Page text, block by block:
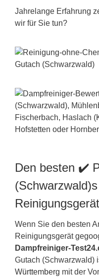
Jahrelange Erfahrung
wir für Sie tun?
Den besten ✔️
Wenn Sie den besten
Reinigungsgerät
Dampfreiniger-
Gutach (Schwarzwald)
Württemberg mit der